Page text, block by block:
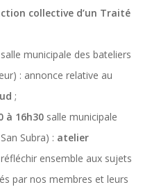
collective d’un Traité
salle municipale des bateliers
: annonce relative au
;
à 16h30 salle municipale
Subra) : atelier
réfléchir ensemble aux sujets
par nos membres et leurs